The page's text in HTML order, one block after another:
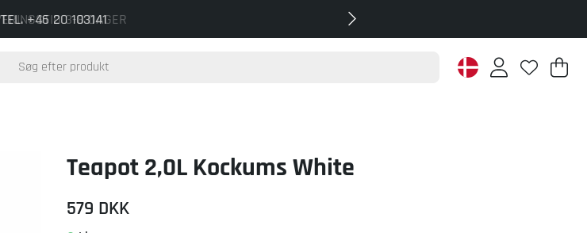
TEL. +46 20 103141
.
Teapot 2,0L Kockums White
579 DKK